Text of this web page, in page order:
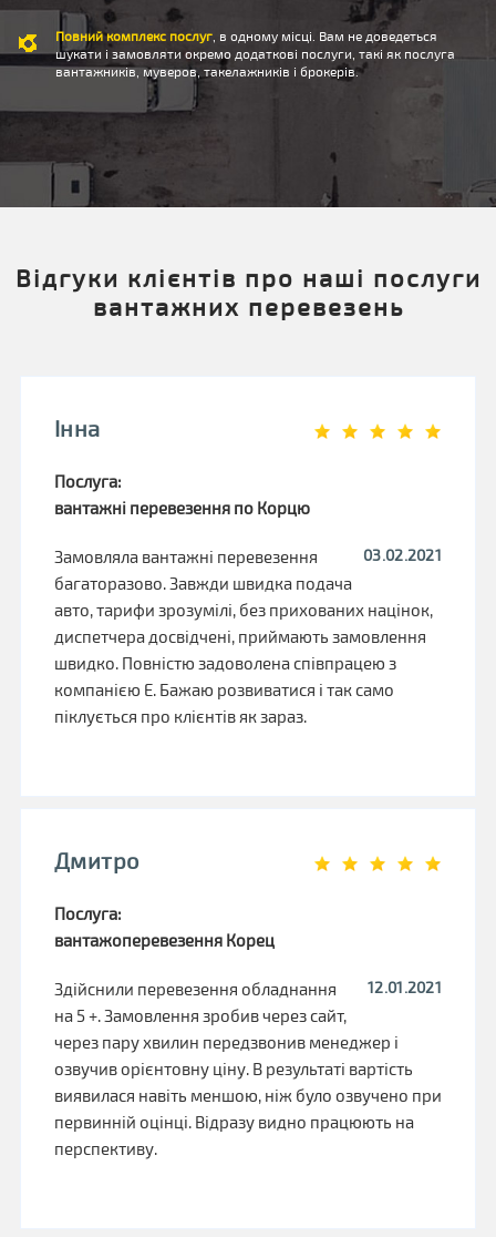
Повний комплекс послуг , в одному місці. Вам не доведеться
шукати і замовляти окремо додаткові послуги, такі як послуга
вантажників, муверов, такелажників і брокерів.
Відгуки клієнтів про наші послуги
вантажних перевезень
Інна
Послуга:
вантажні перевезення по Корцю
03.02.2021
Замовляла вантажні перевезення
багаторазово. Завжди швидка подача
авто, тарифи зрозумілі, без прихованих націнок,
диспетчера досвідчені, приймають замовлення
швидко. Повністю задоволена співпрацею з
компанією Е. Бажаю розвиватися і так само
піклується про клієнтів як зараз.
Дмитро
Послуга:
вантажоперевезення Корец
12.01.2021
Здійснили перевезення обладнання
на 5 +. Замовлення зробив через сайт,
через пару хвилин передзвонив менеджер і
озвучив орієнтовну ціну. В результаті вартість
виявилася навіть меншою, ніж було озвучено при
первинній оцінці. Відразу видно працюють на
перспективу.